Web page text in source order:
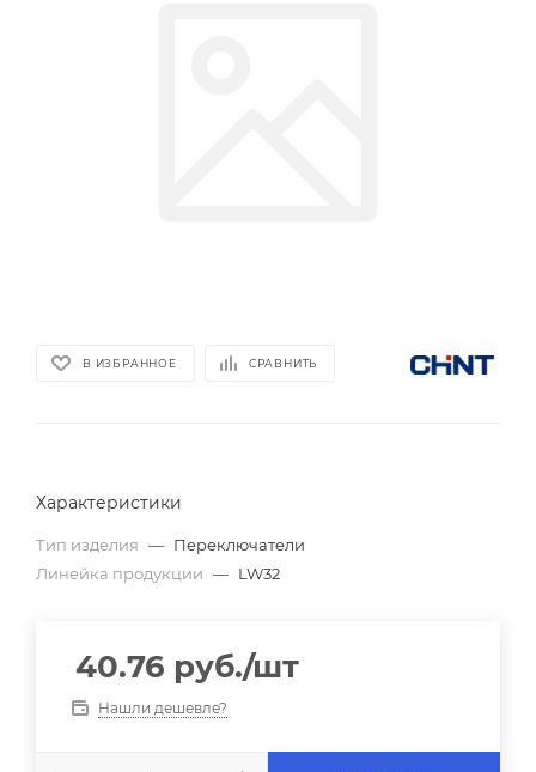
В ИЗБРАННОЕ СРАВНИТЬ
Характеристики
Тип изделия — Переключатели
Линейка продукции — LW32
40.76 руб./шт
Нашли дешевле?